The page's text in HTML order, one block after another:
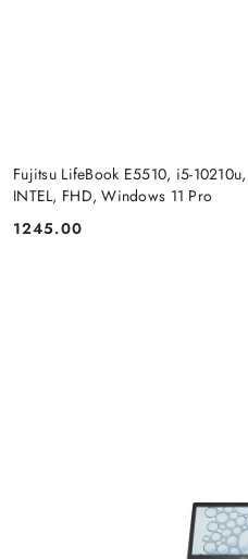
Fujitsu LifeBook E5510, i5-
INTEL, FHD, Windows 11 Pro
Cena:
1245.00